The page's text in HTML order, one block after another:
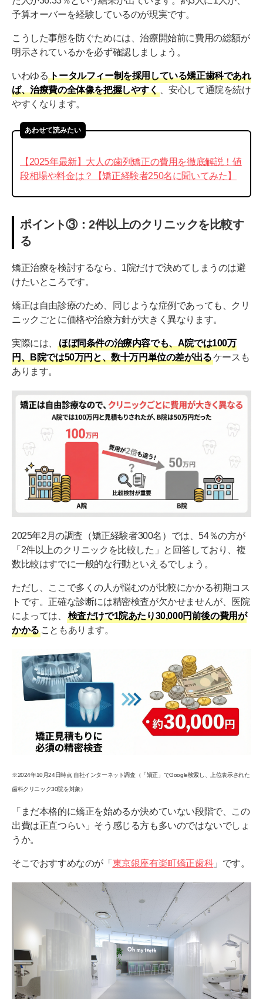
予算オーバーを経験しているのが現実です。
こうした事態を防ぐためには、治療開始前に費用の総額が
明示されているかを必ず確認しましょう。
いわゆる トータルフィー制を採用している矯正歯科であれ
ば、治療費の全体像を把握しやすく
、安心して通院を続け
やすくなります。
あわせて読みたい
【2025年最新】大人の歯列矯正の費用を徹底解説！値
段相場や料金は？【矯正経験者250名に聞いてみた】
ポイント③：2件以上のクリニックを比較す
る
矯正治療を検討するなら、1院だけで決めてしまうのは避
けたいところです。
矯正は自由診療のため、同じような症例であっても、クリ
ニックごとに価格や治療方針が大きく異なります。
実際には、
ほぼ同条件の治療内容でも、A院では100万
円、B院では50万円と、数十万円単位の差が出るケースも
あります。
2025年2月の調査（矯正経験者300名）では、54％の方が
「2件以上のクリニックを比較した」と回答しており、複
数比較はすでに一般的な行動といえるでしょう。
ただし、ここで多くの人が悩むのが比較にかかる初期コス
トです。正確な診断には精密検査が欠かせませんが、医院
によっては、
検査だけで1院あたり30,000円前後の費用が
かかる こともあります。
※2024年10月24日時点 自社インターネット調査（「矯正」でGoogle検索し、上位表示された
歯科クリニック30院を対象）
「まだ本格的に矯正を始めるか決めていない段階で、この
出費は正直つらい」そう感じる方も多いのではないでしょ
うか。
そこでおすすめなのが「 東京銀座有楽町矯正歯科」です。